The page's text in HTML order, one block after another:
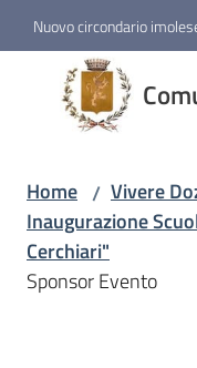
Vai al contenuto
Vai alla navigazione
Vai al footer
Nuovo circondario
Comune
di
Dozza
Amministrazione
Home / Vivere
Inaugurazione
Cerchiari"
Sponsor Evento